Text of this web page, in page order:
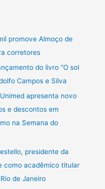
promove Almoço de
corretores
do livro “O sol
Campos e Silva
apresenta novo
e descontos em
na Semana do
presidente da
como acadêmico titular
de Janeiro